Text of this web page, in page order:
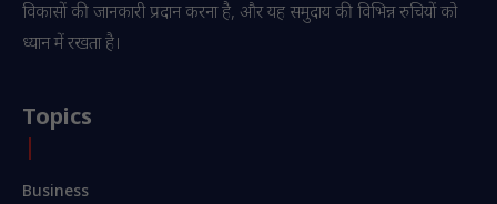
विकासों की जानकारी प्रदान करना है, और यह समुदाय की विभिन्न रुचियों को
ध्यान में रखता है।
Topics
Business